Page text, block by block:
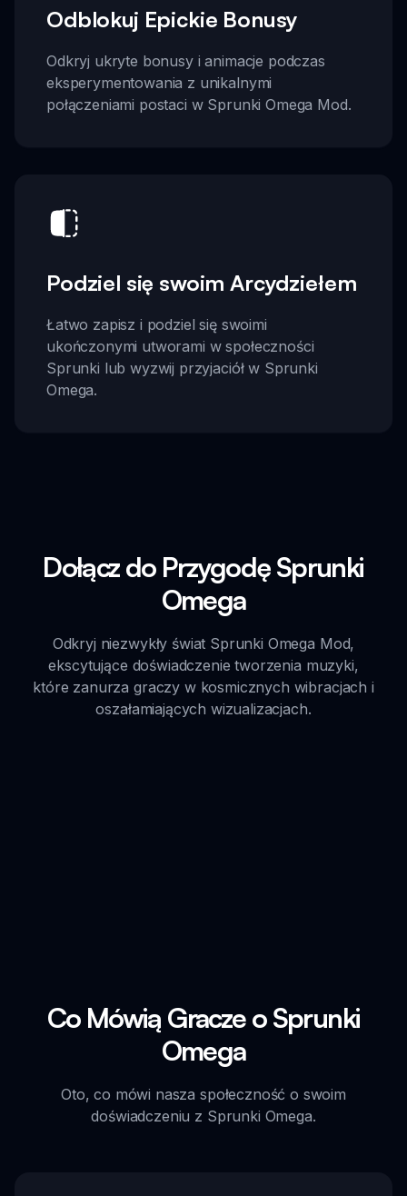
Odblokuj Epickie Bonusy
Odkryj ukryte bonusy i animacje podczas
eksperymentowania z unikalnymi
połączeniami postaci w Sprunki Omega Mod.
Podziel się swoim Arcydziełem
Łatwo zapisz i podziel się swoimi
ukończonymi utworami w społeczności
Sprunki lub wyzwij przyjaciół w Sprunki
Omega.
Dołącz do Przygodę Sprunki
Omega
Odkryj niezwykły świat Sprunki Omega Mod,
ekscytujące doświadczenie tworzenia muzyki,
które zanurza graczy w kosmicznych wibracjach i
oszałamiających wizualizacjach.
Co Mówią Gracze o Sprunki
Omega
Oto, co mówi nasza społeczność o swoim
doświadczeniu z Sprunki Omega.